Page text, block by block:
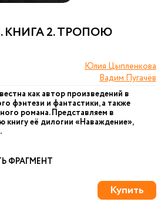
КНИГА 2. ТРОПОЮ
Юлия Цыпленкова
Вадим Пугачёв
как автор произведений в
фэнтези и фантастики, а также
романа. Представляем в
книгу её дилогии «Наваждение»,
ФРАГМЕНТ
Купить